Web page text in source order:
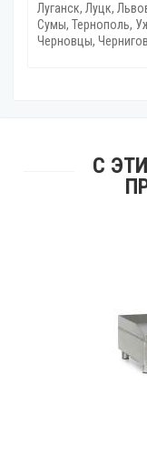
Луганск, Луцк,
Сумы, Тернополь,
Черновцы, Чернигов.
С